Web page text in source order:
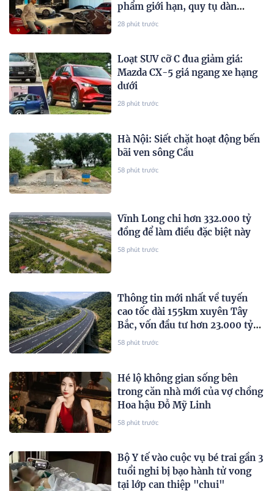
phẩm giới hạn, quy tụ dàn
Bugatti và Ferrari đắt đỏ
28 phút trước
Loạt SUV cỡ C đua giảm giá:
Mazda CX-5 giá ngang xe hạng
dưới
28 phút trước
Hà Nội: Siết chặt hoạt động bến
bãi ven sông Cầu
58 phút trước
Vĩnh Long chi hơn 332.000 tỷ
đồng để làm điều đặc biệt này
58 phút trước
Thông tin mới nhất về tuyến
cao tốc dài 155km xuyên Tây
Bắc, vốn đầu tư hơn 23.000 tỷ
đồng
58 phút trước
Hé lộ không gian sống bên
trong căn nhà mới của vợ chồng
Hoa hậu Đỗ Mỹ Linh
58 phút trước
Bộ Y tế vào cuộc vụ bé trai gần 3
tuổi nghi bị bạo hành tử vong
tại lớp can thiệp "chui"